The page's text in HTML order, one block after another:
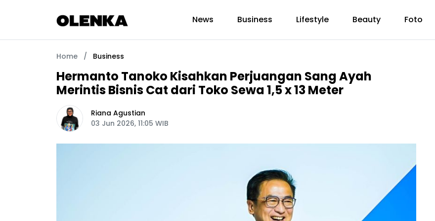
News Business Lifestyle Beauty Foto
Home / Business
Hermanto Tanoko Kisahkan Perjuangan Sang Ayah
Merintis Bisnis Cat dari Toko Sewa 1,5 x 13 Meter ‎
Riana Agustian
03 Jun 2026, 11:05 WIB